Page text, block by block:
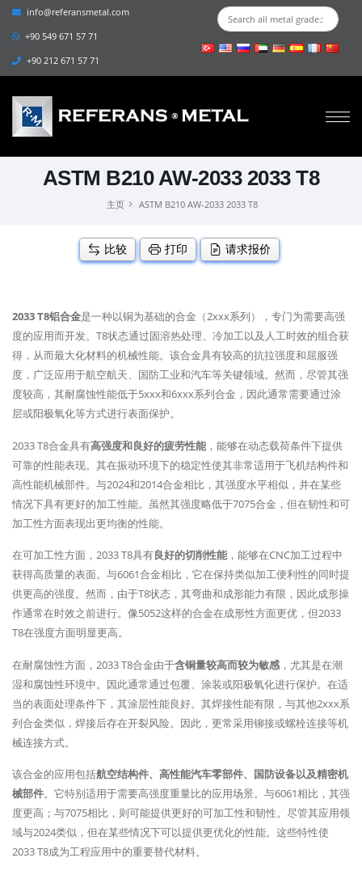
info@referansmetal.com
+90 549 671 57 71
+90 212 671 57 71
ASTM B210 AW-2033 2033 T8
主页 ASTM B210 AW-2033 2033 T8
比较 打印 请求报价
2033 T8铝合金是一种以铜为基础的合金（2xxx系列），专门为需要高强
度的应用而开发。T8状态通过固溶热处理、冷加工以及人工时效的组合获
得，从而最大化材料的机械性能。该合金具有较高的抗拉强度和屈服强
度，广泛应用于航空航天、国防工业和汽车等关键领域。然而，尽管其强
度较高，其耐腐蚀性能低于5xxx和6xxx系列合金，因此通常需要通过涂
层或阳极氧化等方式进行表面保护。
2033 T8合金具有高强度和良好的疲劳性能 ，能够在动态载荷条件下提供
可靠的性能表现。其在振动环境下的稳定性使其非常适用于飞机结构件和
高性能机械部件。与2024和2014合金相比，其强度水平相似，并在某些
情况下具有更好的加工性能。虽然其强度略低于7075合金，但在韧性和可
加工性方面表现出更均衡的性能。
在可加工性方面，2033 T8具有良好的切削性能 ，能够在CNC加工过程中
获得高质量的表面。与6061合金相比，它在保持类似加工便利性的同时提
供更高的强度。然而，由于T8状态，其弯曲和成形能力有限，因此成形操
作通常在时效之前进行。像5052这样的合金在成形性方面更优，但2033
T8在强度方面明显更高。
在耐腐蚀性方面，2033 T8合金由于含铜量较高而较为敏感 ，尤其是在潮
湿和腐蚀性环境中。因此通常通过包覆、涂装或阳极氧化进行保护。在适
当的表面处理条件下，其涂层性能良好。其焊接性能有限，与其他2xxx系
列合金类似，焊接后存在开裂风险。因此，更常采用铆接或螺栓连接等机
械连接方式。
该合金的应用包括航空结构件、高性能汽车零部件、国防设备以及精密机
械部件。它特别适用于需要高强度重量比的应用场景。与6061相比，其强
度更高；与7075相比，则可能提供更好的可加工性和韧性。尽管其应用领
域与2024类似，但在某些情况下可以提供更优化的性能。这些特性使
2033 T8成为工程应用中的重要替代材料。